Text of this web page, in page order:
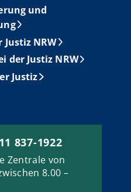
und
NRW
der Justiz NRW
Justiz
837-1922
Zentrale von
8.00 –